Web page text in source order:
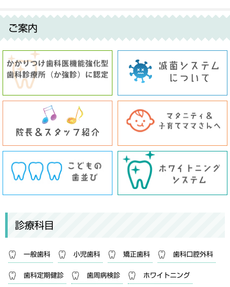
ご案内
診療科目
一般歯科 小児歯科 矯正歯科 歯科口腔外科
歯科定期健診 歯周病検診 ホワイトニング